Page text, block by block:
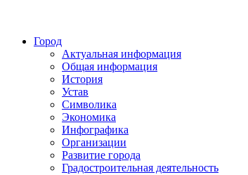
Город
Актуальная информация
Общая информация
История
Устав
Символика
Экономика
Инфографика
Организации
Развитие города
Градостроительная деятельность